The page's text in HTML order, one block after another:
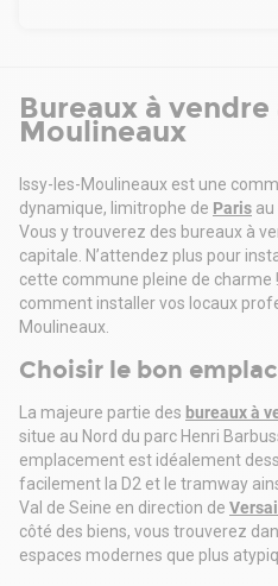
Quartier dynamique et
tertiaires
Pourquoi investir ?
Excellent potentiel locatif en
Idéal pour une société
patrimonial
Bureaux immédiatement
Salle serveur prête à l'emploi
installée
Visite virtuelle disponible
Une visite virtuelle est à
dans les lieux et visualiser le
EI, agent commercial
des Agents Commerciaux sous
CPI84012018000024015
- Annonce rédigée et publiée
. Parties communes de bon
. Accès sécurisé par un sas
. Ascenseur
. 6ème étage privatif offrant
. Plateau lumineux composé
réunion, espace détente, tous
. Sanitaires privatifs
. Cloisonnement amovible,
. Climatisation réversible
Situation/Transports :
RER RER C - Station "Issy"
Tramway T2 Station "Les
Autoroute Quais de Seine -
Route Boulevard Périphérique:
Métro Métro 15 Grand Paris
Loi Carrez et affectation
Bureaux à
Moulineaux
Issy-les-Moulineaux est une
dynamique, limitrophe de Paris au
Vous y trouverez des bureaux à
capitale. N’attendez plus pour
cette commune pleine de charme
comment installer vos locaux
Moulineaux.
Choisir le bon
La majeure partie des bureaux à
situe au Nord du parc Henri
emplacement est idéalement
facilement la D2 et le tramway
Val de Seine en direction de
côté des biens, vous trouverez
espaces modernes que plus